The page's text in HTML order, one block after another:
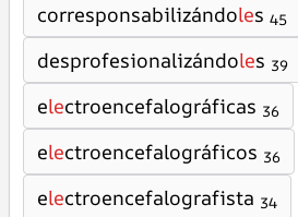
corresponsabilizándoles 45
desprofesionalizándoles 39
electroencefalográficas 36
electroencefalográficos 36
electroencefalografista 34